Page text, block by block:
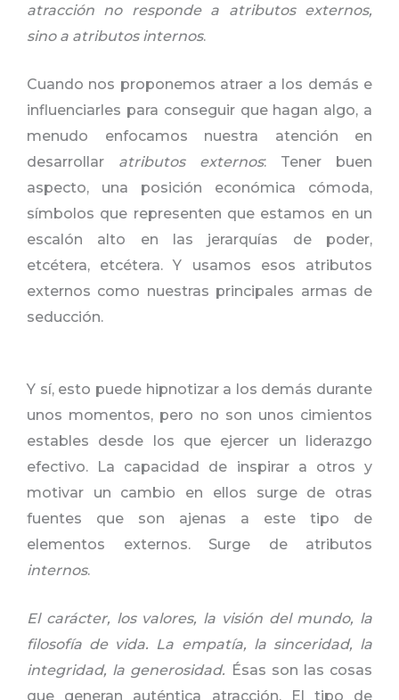
atracción no responde a atributos externos,
sino a atributos internos.
Cuando nos proponemos atraer a los demás e
influenciarles para conseguir que hagan algo, a
menudo enfocamos nuestra atención en
desarrollar atributos externos: Tener buen
aspecto, una posición económica cómoda,
símbolos que representen que estamos en un
escalón alto en las jerarquías de poder,
etcétera, etcétera. Y usamos esos atributos
externos como nuestras principales armas de
seducción.
Y sí, esto puede hipnotizar a los demás durante
unos momentos, pero no son unos cimientos
estables desde los que ejercer un liderazgo
efectivo. La capacidad de inspirar a otros y
motivar un cambio en ellos surge de otras
fuentes que son ajenas a este tipo de
elementos externos. Surge de atributos
internos.
El carácter, los valores, la visión del mundo, la
filosofía de vida. La empatía, la sinceridad, la
integridad, la generosidad. Ésas son las cosas
que generan auténtica atracción. El tipo de